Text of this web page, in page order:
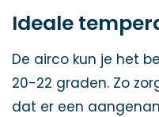
Ideale
De airco kun je het
20-22 graden. Zo
dat er een